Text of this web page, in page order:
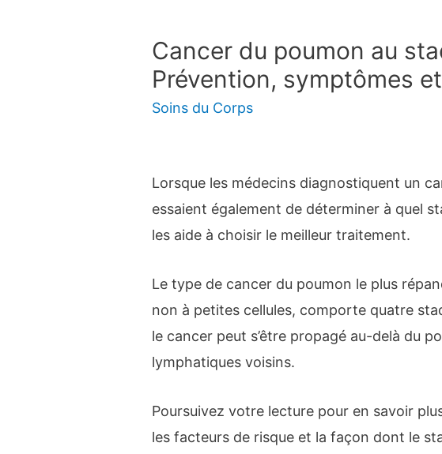
Cancer du poumon au
Prévention, symptômes
Soins du Corps
Lorsque les médecins diagnostiquent un
essaient également de déterminer à quel
les aide à choisir le meilleur traitement.
Le type de cancer du poumon le plus
non à petites cellules, comporte quatre
le cancer peut s’être propagé au-delà du
lymphatiques voisins.
Poursuivez votre lecture pour en savoir
les facteurs de risque et la façon dont le